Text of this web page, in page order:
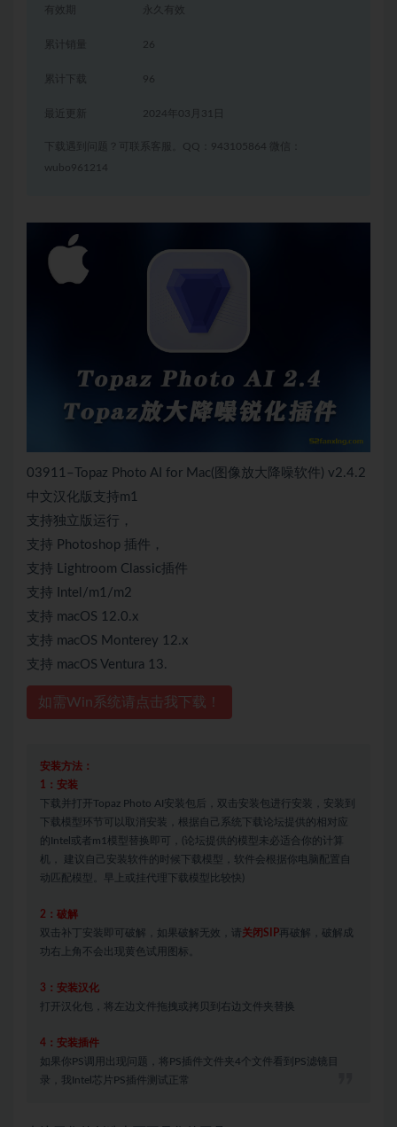
有效期 永久有效
累计销量 26
累计下载 96
2024年03月31日
下载遇到问题？可联系客服。QQ：943105864 微信：
wubo961214
03911–Topaz Photo AI for Mac(图像放大降噪软件) v2.4.2
中文汉化版支持m1
支持独立版运行，
支持 Photoshop 插件，
支持 Lightroom Classic插件
支持 Intel/m1/m2
支持 macOS 12.0.x
支持 macOS Monterey 12.x
支持 macOS Ventura 13.
如需Win系统请点击我下载！
安装方法：
1：安装
下载并打开Topaz Photo AI安装包后，双击安装包进行安装，安装到
下载模型环节可以取消安装，根据自己系统下载论坛提供的相对应
的Intel或者m1模型替换即可，(论坛提供的模型未必适合你的计算
机， 建议自己安装软件的时候下载模型，软件会根据你电脑配置自
动匹配模型。早上或挂代理下载模型比较快)
2：破解
双击补丁安装即可破解，如果破解无效，请 关闭SIP再破解，破解成
功右上角不会出现黄色试用图标。
3：安装汉化
打开汉化包，将左边文件拖拽或拷贝到右边文件夹替换
4：安装插件
如果你PS调用出现问题，将PS插件文件夹4个文件看到PS滤镜目
录，我Intel芯片PS插件测试正常